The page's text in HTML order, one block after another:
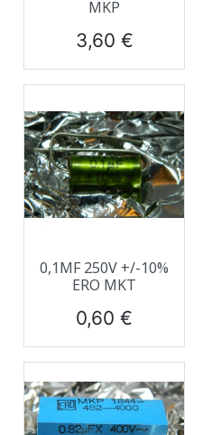
MKP
Prix
3,60 €
0,1ΜF 250V +/-10%
ERO MKT
Prix
0,60 €